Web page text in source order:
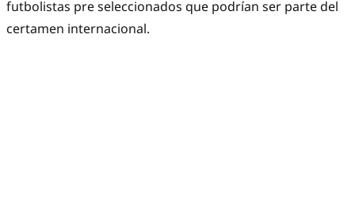
futbolistas pre seleccionados que podrían ser parte del
certamen internacional.